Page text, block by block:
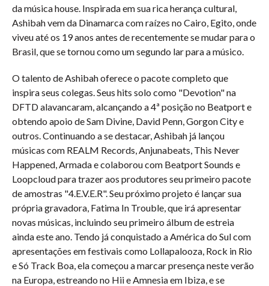
da música house. Inspirada em sua rica herança cultural,
Ashibah vem da Dinamarca com raízes no Cairo, Egito, onde
viveu até os 19 anos antes de recentemente se mudar para o
Brasil, que se tornou como um segundo lar para a músico.
O talento de Ashibah oferece o pacote completo que
inspira seus colegas. Seus hits solo como "Devotion" na
DFTD alavancaram, alcançando a 4ª posição no Beatport e
obtendo apoio de Sam Divine, David Penn, Gorgon City e
outros. Continuando a se destacar, Ashibah já lançou
músicas com REALM Records, Anjunabeats, This Never
Happened, Armada e colaborou com Beatport Sounds e
Loopcloud para trazer aos produtores seu primeiro pacote
de amostras "4.E.V.E.R". Seu próximo projeto é lançar sua
própria gravadora, Fatima In Trouble, que irá apresentar
novas músicas, incluindo seu primeiro álbum de estreia
ainda este ano. Tendo já conquistado a América do Sul com
apresentações em festivais como Lollapalooza, Rock in Rio
e Só Track Boa, ela começou a marcar presença neste verão
na Europa, estreando no Hii e Amnesia em Ibiza, e se